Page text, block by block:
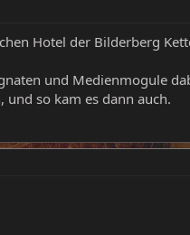
Hotel der Bilderberg
und Medienmogule
so kam es dann auch.